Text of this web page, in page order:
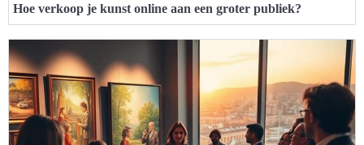
Hoe verkoop je kunst online aan een groter publiek?